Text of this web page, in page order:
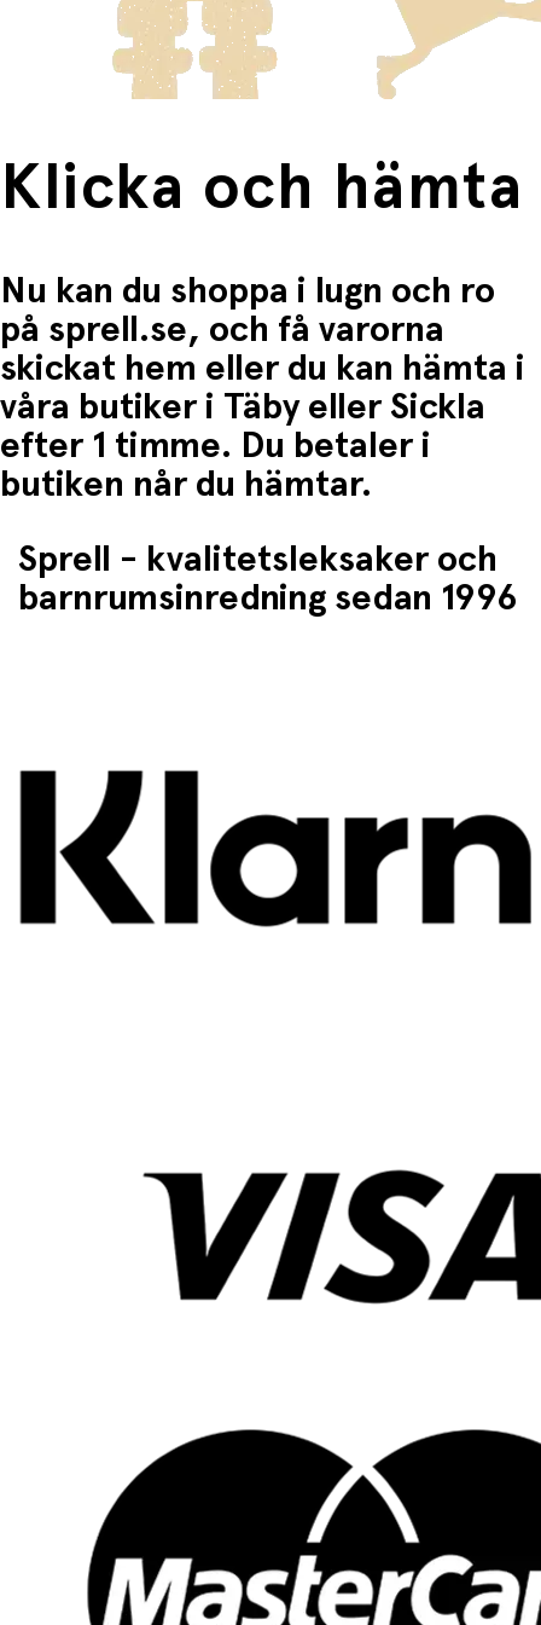
Fri frakt när du handlar för mer än 1500:-
Klicka och hämta
Nu kan du shoppa i lugn och ro
på sprell.se, och få varorna
skickat hem eller du kan hämta i
våra butiker i Täby eller Sickla
efter 1 timme. Du betaler i
butiken når du hämtar.
Sprell - kvalitetsleksaker och
barnrumsinredning sedan 1996